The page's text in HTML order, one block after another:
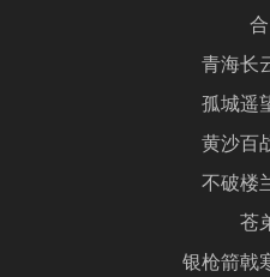
合
青海长
孤城遥
黄沙百
不破楼
苍
银枪箭戟